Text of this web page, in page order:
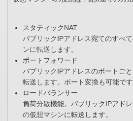
スタティックNAT
パブリックIPアドレス宛てのすべ
ンに転送します。
ポートフォワード
パブリックIPアドレスのポートご
転送します。ポート変換も可能です
ロードバランサー
負荷分散機能。パブリックIPアド
の仮想マシンに転送します。